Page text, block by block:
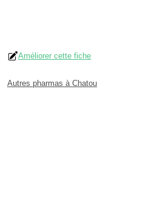
Améliorer cette fiche
Autres pharmas à Chatou